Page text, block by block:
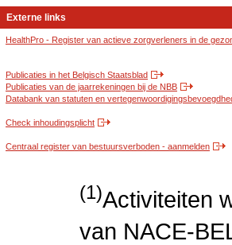
Externe links
HealthPro - Register van actieve zorgverleners in de
Publicaties in het Belgisch Staatsblad
Publicaties van de jaarrekeningen bij de NBB
Databank van statuten en
Check inhoudingsplicht
Centraal register van bestuursverboden - aanmelden
(1)Activiteiten
van NACE-